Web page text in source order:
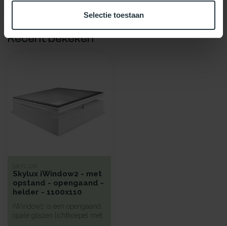
Selectie toestaan
Recent bekeken
SKYLUX
Skylux iWindow2 - met
opstand - opengaand -
helder - 1100x110
iWindow2 is een opengaand
opale glazen lichtkoepel met